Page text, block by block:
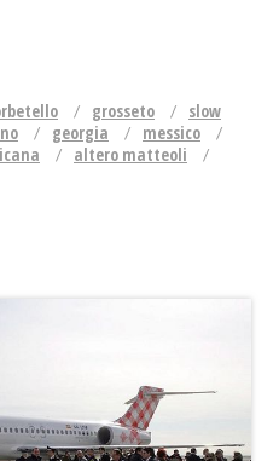
grosseto
slow
georgia
messico
altero matteoli